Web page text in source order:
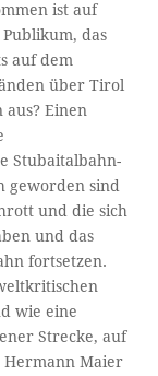
ist auf
das
auf dem
über Tirol
Einen
Stubaitalbahn-
geworden sind
und die sich
und das
fortsetzen.
wie eine
Strecke, auf
Hermann Maier